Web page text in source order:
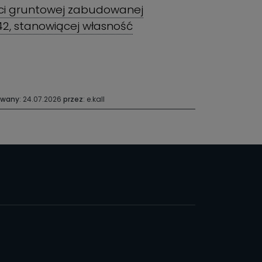
gruntowej zabudowanej
stanowiącej własność
: 24.07.2026 przez: e.kall